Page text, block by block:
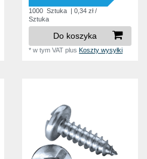
1000 Sztuka | 0,34 zł /
Sztuka
Do koszyka
*w tym VAT plusKoszty wysyłki